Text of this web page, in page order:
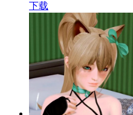
下载